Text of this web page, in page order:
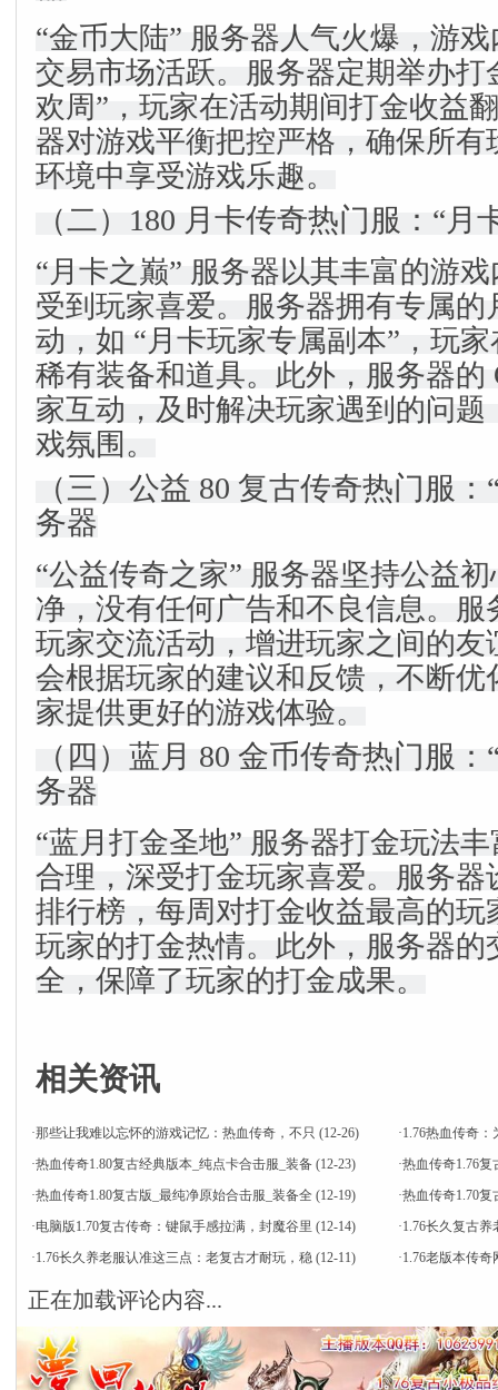
“金币大陆” 服务器人气火爆，游
交易市场活跃。服务器定期举办打
欢周”，玩家在活动期间打金收益
器对游戏平衡把控严格，确保所有
环境中享受游戏乐趣。
（二）180 月卡传奇热门服：“月
“月卡之巅” 服务器以其丰富的游
受到玩家喜爱。服务器拥有专属的
动，如 “月卡玩家专属副本”，玩
稀有装备和道具。此外，服务器的
家互动，及时解决玩家遇到的问题
戏氛围。
（三）公益 80 复古传奇热门服
务器
“公益传奇之家” 服务器坚持公益
净，没有任何广告和不良信息。服
玩家交流活动，增进玩家之间的友
会根据玩家的建议和反馈，不断优
家提供更好的游戏体验。
（四）蓝月 80 金币传奇热门服
务器
“蓝月打金圣地” 服务器打金玩法
合理，深受打金玩家喜爱。服务器
排行榜，每周对打金收益最高的玩
玩家的打金热情。此外，服务器的
全，保障了玩家的打金成果。
相关资讯
·那些让我难以忘怀的游戏记忆：热血传奇，不只 (12-26) ·1.76热血传奇
·热血传奇1.80复古经典版本_纯点卡合击服_装备 (12-23) ·热血传奇1.76复
·热血传奇1.80复古版_最纯净原始合击服_装备全 (12-19) ·热血传奇1.70
·电脑版1.70复古传奇：键鼠手感拉满，封魔谷里 (12-14) ·1.76长久复古
·1.76长久养老服认准这三点：老复古才耐玩，稳 (12-11) ·1.76老版本传
正在加载评论内容...